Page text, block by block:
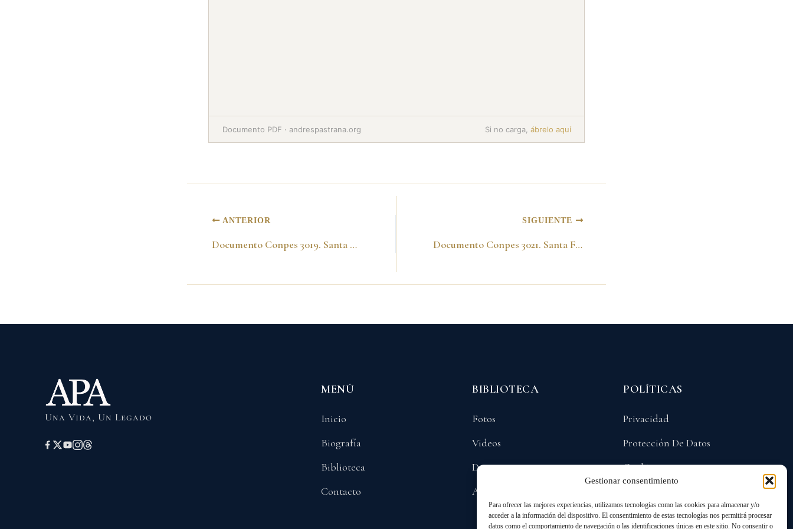
Gestionar consentimiento
Para ofrecer las mejores experiencias, utilizamos tecnologías como las cookies para almacenar y/o
acceder a la información del dispositivo. El consentimiento de estas tecnologías nos permitirá procesar
datos como el comportamiento de navegación o las identificaciones únicas en este sitio. No consentir o
Documento PDF · andrespastrana.org Si no carga, ábrelo aquí
ANTERIOR
Documento Conpes 3019. Santa Fe de Bogotá, DC., 12 de noviembre de 1998
SIGUIENTE
Documento Conpes 3021. Santa Fe de Bogotá, D.C., enero 26 de 1999
Una Vida, Un Legado
MENÚ
Inicio
Biografía
Biblioteca
Contacto
BIBLIOTECA
Fotos
Videos
Documentos
Audios
POLÍTICAS
Privacidad
Protección De Datos
Cookies